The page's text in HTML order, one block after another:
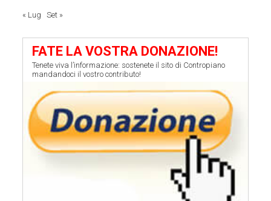
« Lug Set »
FATE LA VOSTRA DONAZIONE!
Tenete viva l’informazione: sostenete il sito di Contropiano
mandandoci il vostro contributo!